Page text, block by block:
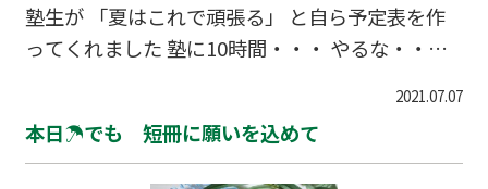
塾生が 「夏はこれで頑張る」 と自ら予定表を作
ってくれました 塾に10時間・・・ やるな・・・
みる⇒ いいか・ダメか⇒ 改善する⇒ 計画す
る⇒ やってみる 予定を計画するのはいいけ
ど しっかり続けることが大切 でも なにより 自分
2021.07.07
本日☂でも 短冊に願いを込めて